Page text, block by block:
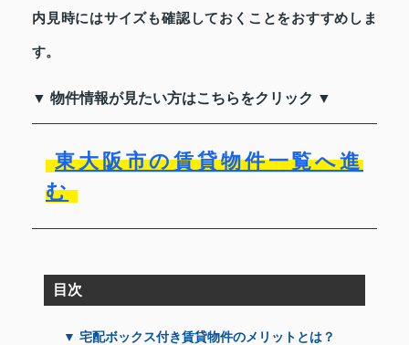
内見時にはサイズも確認しておくことをおすすめしま
す。
▼ 物件情報が見たい方はこちらをクリック ▼
東大阪市の賃貸物件一覧へ進
む
目次
▼ 宅配ボックス付き賃貸物件のメリットとは？